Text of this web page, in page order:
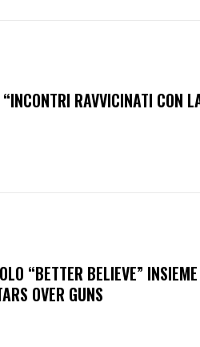
RAVVICINATI CON
“BETTER BELIEVE”
OVER GUNS